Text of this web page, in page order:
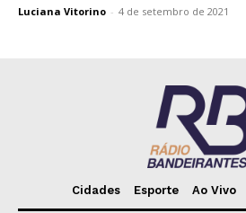
Luciana Vitorino - 4 de setembro de 2021
Cidades Esporte Ao Vivo